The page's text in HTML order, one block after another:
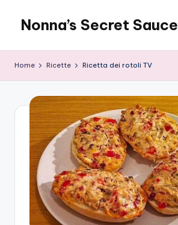
content
Nonna’s Secret Sauce
Home Ricette Ricetta dei rotoli TV